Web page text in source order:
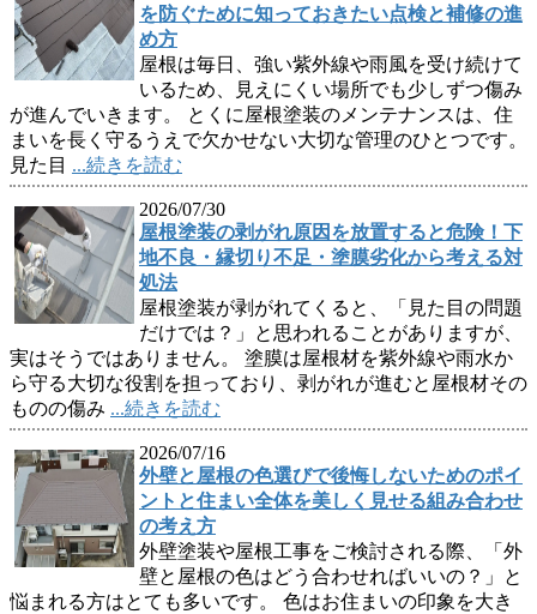
を防ぐために知っておきたい点検と補修の進
め方
屋根は毎日、強い紫外線や雨風を受け続けて
いるため、見えにくい場所でも少しずつ傷み
が進んでいきます。 とくに屋根塗装のメンテナンスは、住
まいを長く守るうえで欠かせない大切な管理のひとつです。
見た目 ...続きを読む
2026/07/30
屋根塗装の剥がれ原因を放置すると危険！下
地不良・縁切り不足・塗膜劣化から考える対
処法
屋根塗装が剥がれてくると、「見た目の問題
だけでは？」と思われることがありますが、
実はそうではありません。 塗膜は屋根材を紫外線や雨水か
ら守る大切な役割を担っており、剥がれが進むと屋根材その
ものの傷み ...続きを読む
2026/07/16
外壁と屋根の色選びで後悔しないためのポイ
ントと住まい全体を美しく見せる組み合わせ
の考え方
外壁塗装や屋根工事をご検討される際、「外
壁と屋根の色はどう合わせればいいの？」と
悩まれる方はとても多いです。 色はお住まいの印象を大き